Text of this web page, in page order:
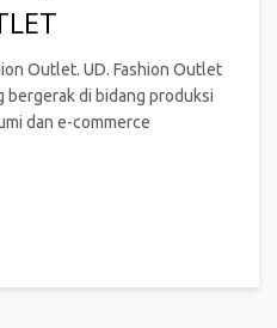
Outlet. UD. Fashion Outlet
bergerak di bidang produksi
dan e-commerce